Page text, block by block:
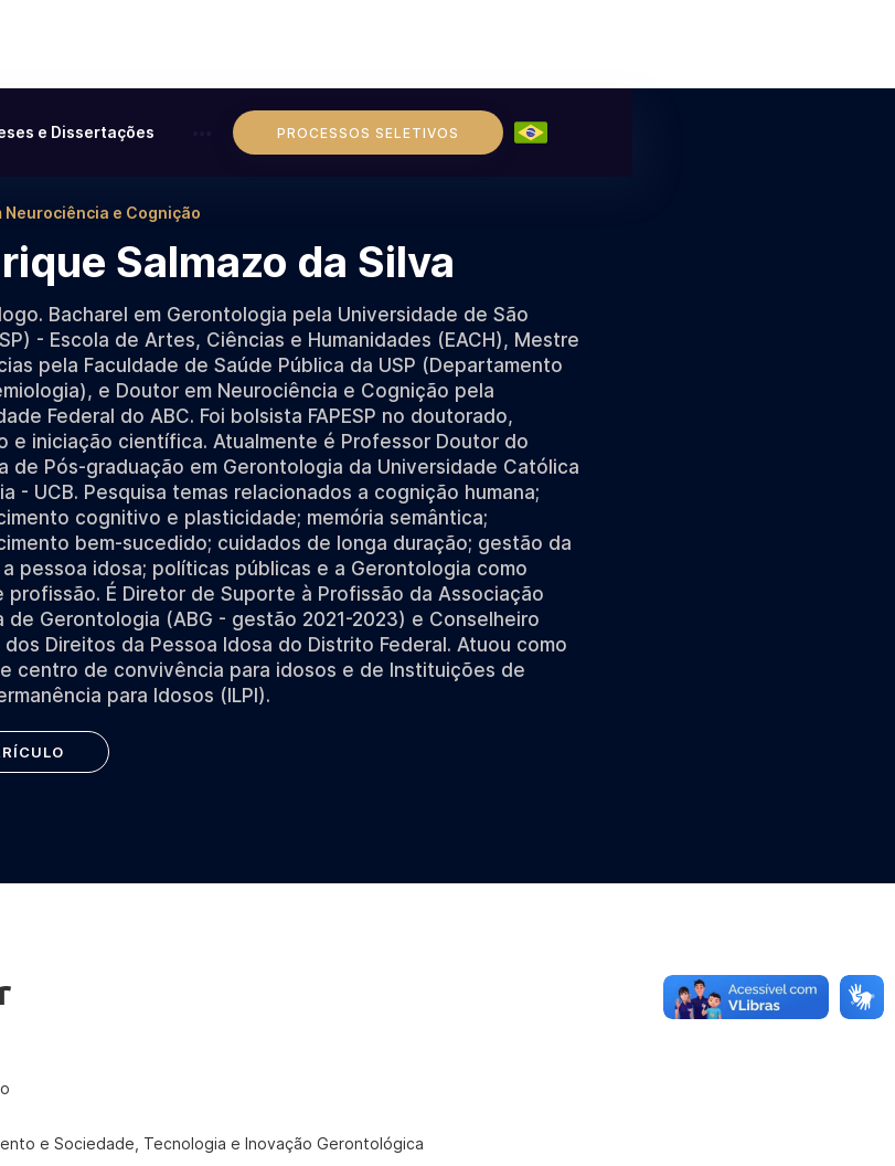
e Dissertações PROCESSOS SELETIVOS
Neurociência e Cognição
Salmazo da Silva
Bacharel em Gerontologia pela Universidade de São
- Escola de Artes, Ciências e Humanidades (EACH), Mestre
pela Faculdade de Saúde Pública da USP (Departamento
e Doutor em Neurociência e Cognição pela
Federal do ABC. Foi bolsista FAPESP no doutorado,
e iniciação científica. Atualmente é Professor Doutor do
de Pós-graduação em Gerontologia da Universidade Católica
- UCB. Pesquisa temas relacionados a cognição humana;
cognitivo e plasticidade; memória semântica;
bem-sucedido; cuidados de longa duração; gestão da
pessoa idosa; políticas públicas e a Gerontologia como
profissão. É Diretor de Suporte à Profissão da Associação
de Gerontologia (ABG - gestão 2021-2023) e Conselheiro
dos Direitos da Pessoa Idosa do Distrito Federal. Atuou como
centro de convivência para idosos e de Instituições de
para Idosos (ILPI).
e Sociedade, Tecnologia e Inovação Gerontológica